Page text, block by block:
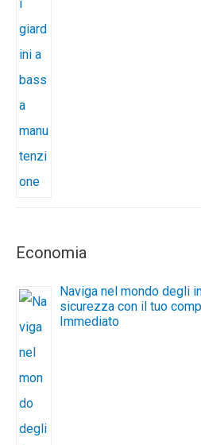
Economia
Naviga nel mondo degli
sicurezza con il tuo
Immediato